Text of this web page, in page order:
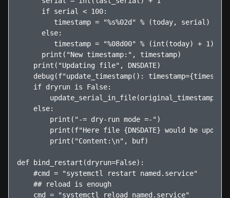
      if serial < 100:
         timestamp = "%s%02d" % (today, serial)
      else:
         timestamp = "%08d00" % (int(today) + 1)
      print("New timestamp:", timestamp)
    print("Updating file", DNSDATE)
debug(f"update_timestamp():
    if dryrun is False:
update_serial_in_file(original_timestamp,
    else:
        print("-= dry-run mode =-")
print(f"Here file {DNSDATE} would be
        print("Content:\n", buf)
def bind_restart(dryrun=False):
    #cmd = "systemctl restart named.service"
    ## reload is enough
    cmd = "systemctl reload named.service"